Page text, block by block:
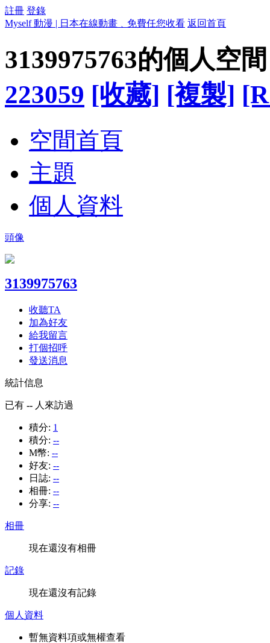
註冊 登錄
Myself 動漫 | 日本在線動畫﹑免費任您收看 返回首頁
3139975763的個人空間
223059 [收藏] [複製]
空間首頁
主題
個人資料
頭像
3139975763
收聽TA
加為好友
給我留言
打個招呼
發送消息
統計信息
已有 -- 人來訪過
積分: 1
積分: --
M幣: --
好友: --
日誌: --
相冊: --
分享: --
相冊
現在還沒有相冊
記錄
現在還沒有記錄
個人資料
暫無資料項或無權查看